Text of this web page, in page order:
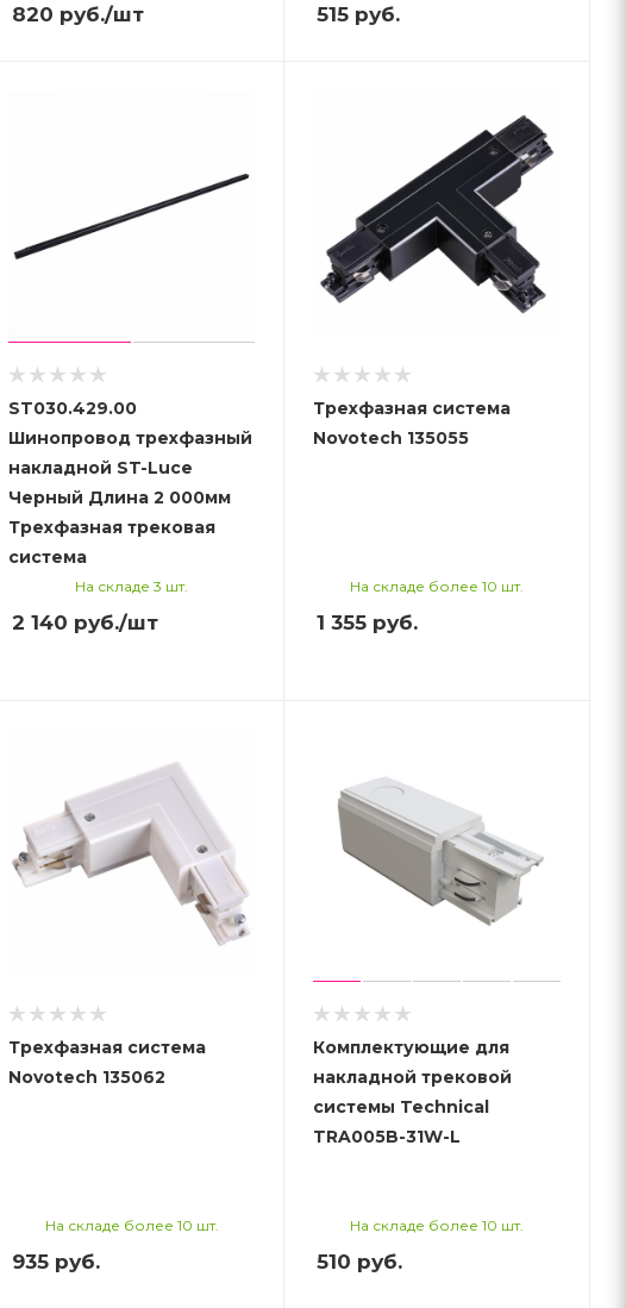
820 руб./шт 515 руб.
ST030.429.00
Шинопровод трехфазный
накладной ST-Luce
Черный Длина 2 000мм
Трехфазная трековая
система
На складе 3 шт.
2 140 руб./шт
Трехфазная система
Novotech 135055
На складе более 10 шт.
1 355 руб.
Трехфазная система
Novotech 135062
На складе более 10 шт.
935руб.
Комплектующие для
накладной трековой
системы Technical
TRA005B-31W-L
На складе более 10 шт.
510 руб.